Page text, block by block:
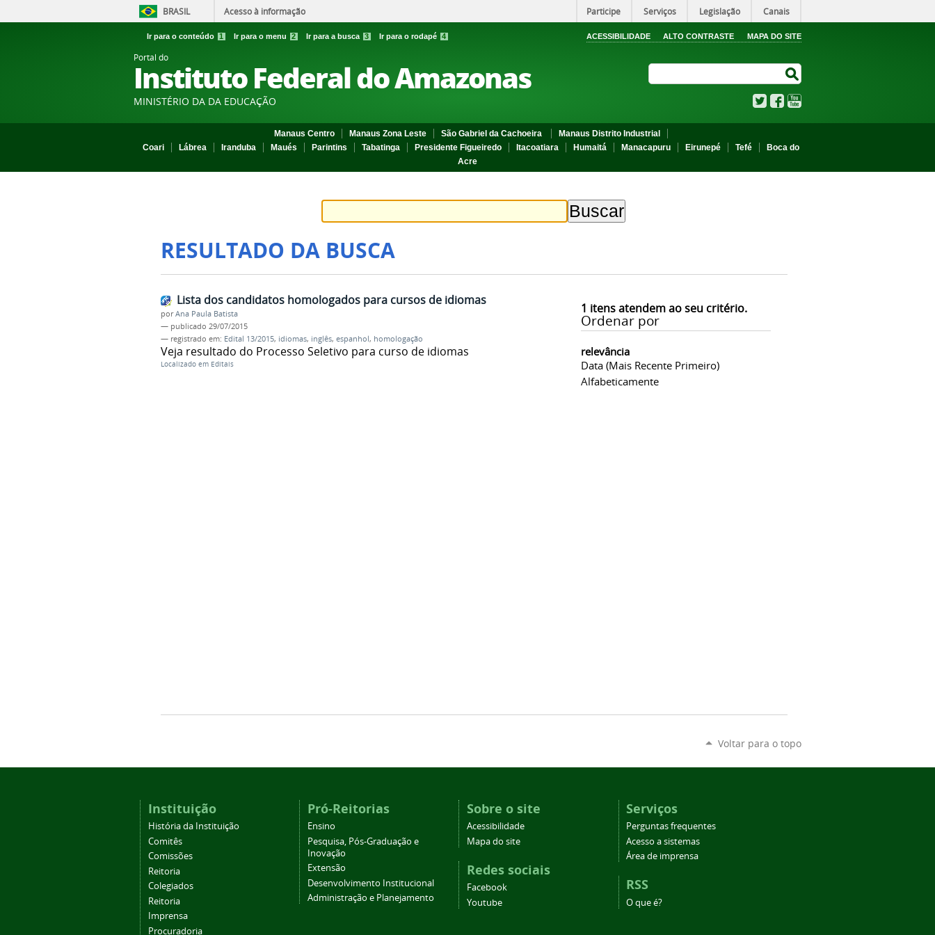
BRASIL Acesso à informação Participe Serviços Legislação Canais
Ir para o conteúdo 1 Ir para o menu 2 Ir para a busca 3 Ir para o rodapé 4 ACESSIBILIDADE ALTO CONTRASTE MAPA DO SITE
Portal do
Instituto Federal do Amazonas
MINISTÉRIO DA DA EDUCAÇÃO TwitterFacebook
Manaus Centro Manaus Zona Leste São Gabriel da Cachoeira
Manaus Distrito Industrial
Coari
Lábrea Iranduba Maués Parintins Tabatinga Presidente Figueiredo Itacoatiara Humaitá Manacapuru Eirunepé Tefé
Boca do
Acre
RESULTADO DA BUSCA
1 itens atendem ao seu critério.
Ordenar por
relevância
Data (mais Recente Primeiro)
Alfabeticamente
Lista dos candidatos homologados para cursos de idiomas
porAna Paula Batista
— publicado 29/07/2015
— registrado em: Edital 13/2015, idiomas, inglês, espanhol, homologação
Veja resultado do Processo Seletivo para curso de idiomas
Localizado em Editais
Voltar para o topo
Instituição
História da Instituição
Comitês
Comissões
Reitoria
Colegiados
Reitoria
Imprensa
Procuradoria
Pró-Reitorias
Ensino
Pesquisa, Pós-Graduação e
Inovação
Extensão
Desenvolvimento Institucional
Administração e Planejamento
Sobre o site
Acessibilidade
Mapa do site
Redes sociais
Facebook
Youtube
Serviços
Perguntas frequentes
Acesso a sistemas
Área de imprensa
RSS
O que é?